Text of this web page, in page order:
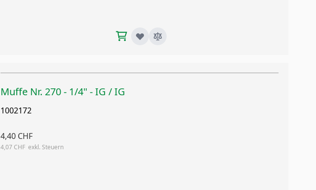
Muffe Nr. 270 - 1/4" - IG / IG
1002172
4,40 CHF
4,07 CHF